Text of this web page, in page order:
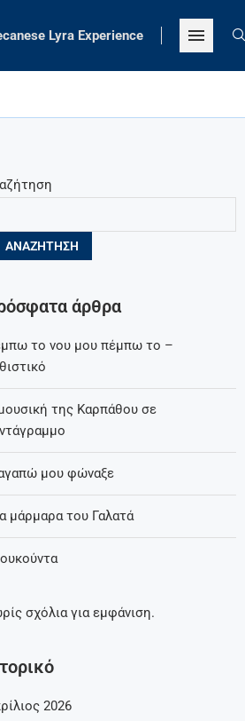
Lyra Experience
ΑΝΑΖΉΤΗΣΗ
άρθρα
το νου μου πέμπω το –
της Καρπάθου σε
μου φώναξε
μάρμαρα του Γαλατά
σχόλια για εμφάνιση.
2026